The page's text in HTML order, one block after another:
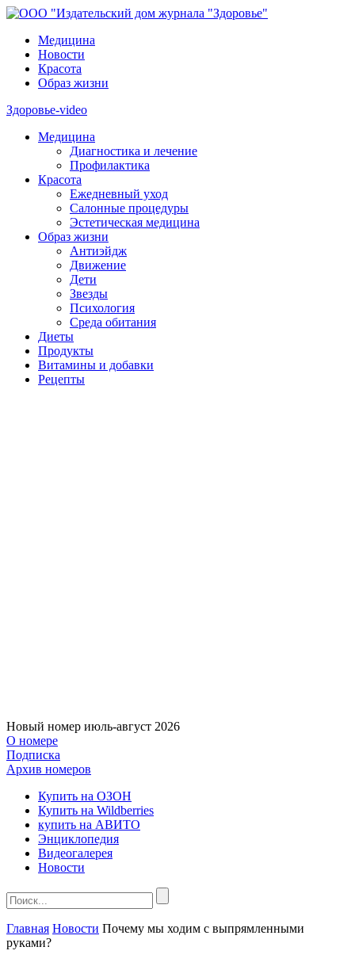
Медицина
Новости
Красота
Образ жизни
Здоровье-video
Медицина
Диагностика и лечение
Профилактика
Красота
Ежедневный уход
Салонные процедуры
Эстетическая медицина
Образ жизни
Антиэйдж
Движение
Дети
Звезды
Психология
Среда обитания
Диеты
Продукты
Витамины и добавки
Рецепты
Новый номер июль-август 2026
О номере
Подписка
Архив номеров
Купить на ОЗОН
Купить на Wildberries
купить на АВИТО
Энциклопедия
Видеогалерея
Новости
Главная Новости Почему мы ходим с выпрямленными
руками?